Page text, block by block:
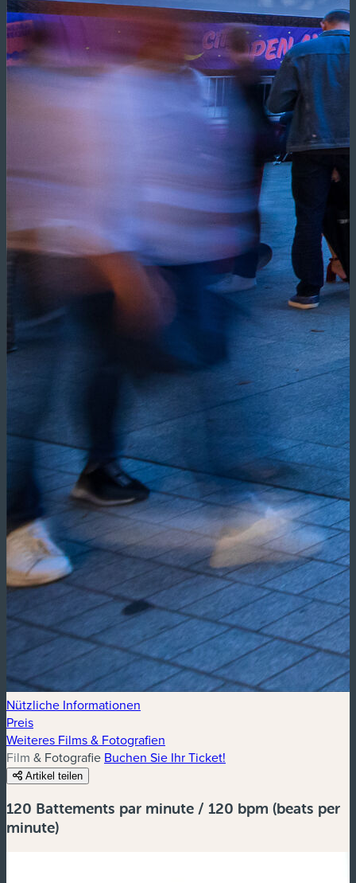
Nützliche Informationen
Preis
Weiteres Films & Fotografien
Film & Fotografie Buchen Sie Ihr Ticket!
Artikel teilen
120 Battements par minute / 120 bpm (beats per
minute)